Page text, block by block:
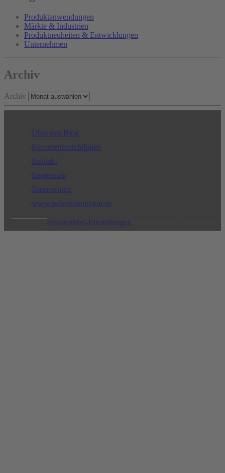
Produktanwendungen
Märkte & Industrien
Produktneuheiten & Entwicklungen
Unternehmen
Archiv
Archiv
Über den Blog
Kommentarrichtlinien
Kontakt
Impressum
Datenschutz
www.hellermanntyton.de
Privatsphäre-Einstellungen